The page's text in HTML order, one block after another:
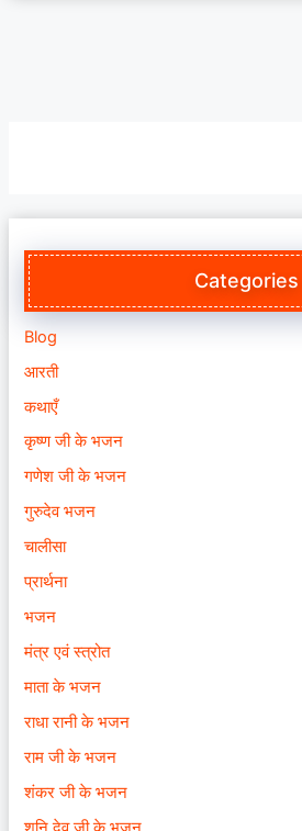
Categories
Blog
आरती
कथाएँ
कृष्ण जी के भजन
गणेश जी के भजन
गुरुदेव भजन
चालीसा
प्रार्थना
भजन
मंत्र एवं स्त्रोत
माता के भजन
राधा रानी के भजन
राम जी के भजन
शंकर जी के भजन